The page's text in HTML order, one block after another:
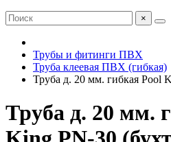
×
Трубы и фитинги ПВХ
Труба клеевая ПВХ (гибкая)
Труба д. 20 мм. гибкая Pool
Труба д. 20 мм.